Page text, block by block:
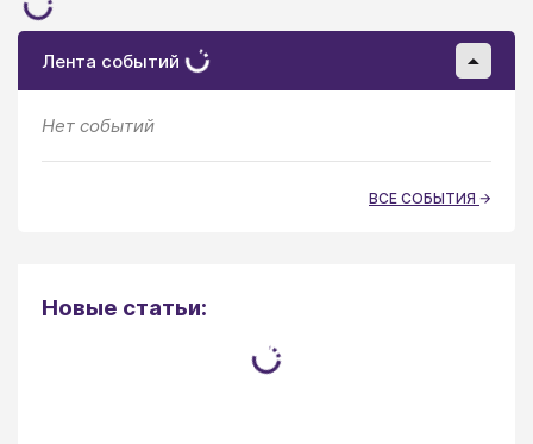
Лента событий
Нет событий
ВСЕ СОБЫТИЯ
Новые статьи: